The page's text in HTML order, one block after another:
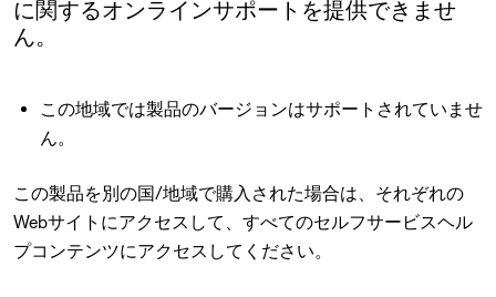
に関するオンラインサポートを提供できませ
ん。
この地域では製品のバージョンはサポートされていませ
ん。
この製品を別の国/地域で購入された場合は、それぞれの
Webサイトにアクセスして、すべてのセルフサービスヘル
プコンテンツにアクセスしてください。